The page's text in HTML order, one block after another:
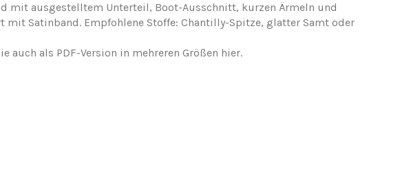
mit ausgestelltem Unterteil, Boot-Ausschnitt, kurzen Ärmeln und
mit Satinband. Empfohlene Stoffe: Chantilly-Spitze, glatter Samt oder
auch als PDF-Version in mehreren Größen hier.